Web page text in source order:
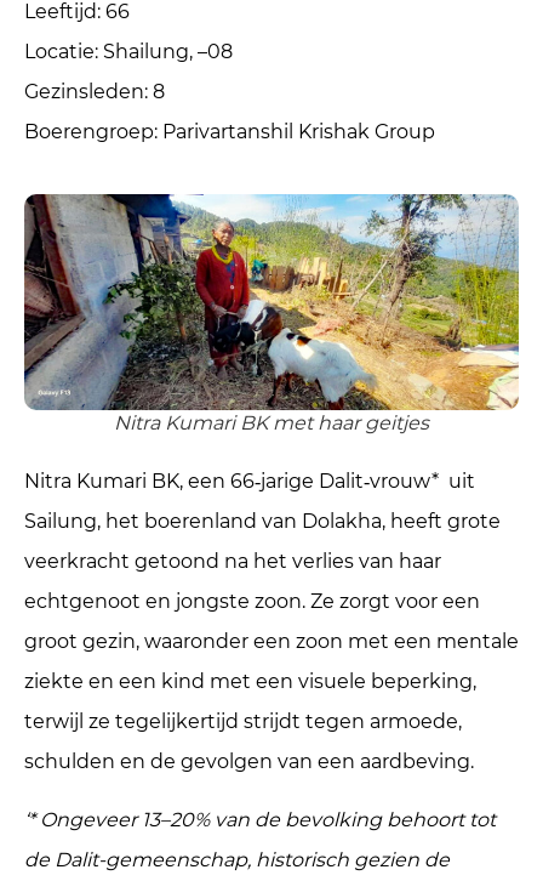
Leeftijd: 66
Locatie: Shailung, –08
Gezinsleden: 8
Boerengroep: Parivartanshil Krishak Group
Nitra Kumari BK met haar geitjes
Nitra Kumari BK, een 66‑jarige Dalit‑vrouw* uit
Sailung, het boerenland van Dolakha, heeft grote
veerkracht getoond na het verlies van haar
echtgenoot en jongste zoon. Ze zorgt voor een
groot gezin, waaronder een zoon met een mentale
ziekte en een kind met een visuele beperking,
terwijl ze tegelijkertijd strijdt tegen armoede,
schulden en de gevolgen van een aardbeving.
‘* Ongeveer 13–20% van de bevolking behoort tot
de Dalit-gemeenschap, historisch gezien de